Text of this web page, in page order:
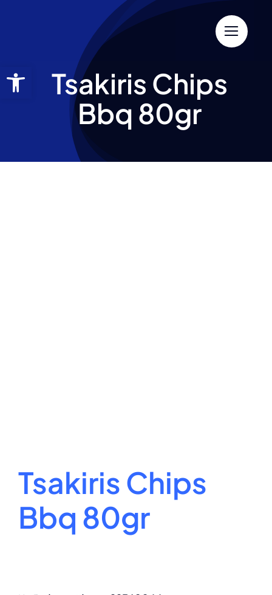
Tsakiris Chips
Bbq 80gr
Tsakiris Chips
Bbq 80gr